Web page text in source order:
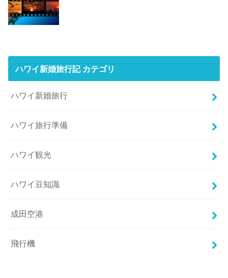
ハワイ新婚旅行記 カテゴリ
ハワイ新婚旅行
ハワイ旅行準備
ハワイ観光
ハワイ豆知識
成田空港
飛行機